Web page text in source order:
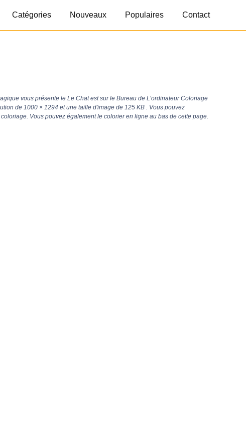
Catégories Nouveaux Populaires Contact
vous présente le Le Chat est sur le Bureau de L’ordinateur Coloriage
de 1000 × 1294 et une taille d'image de 125 KB . Vous pouvez
Vous pouvez également le colorier en ligne au bas de cette page.